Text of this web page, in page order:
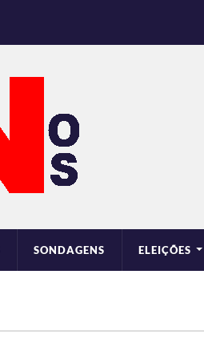
SONDAGENS ELEIÇÕES